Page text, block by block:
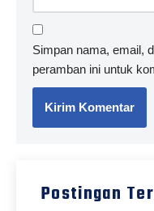
Simpan nama, email,
peramban ini untuk
Postingan